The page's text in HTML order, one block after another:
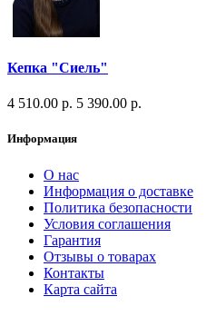
Кепка "Сиель"
4 510.00 р. 5 390.00 р.
Информация
О нас
Информация о доставке
Политика безопасности
Условия соглашения
Гарантия
Отзывы о товарах
Контакты
Карта сайта